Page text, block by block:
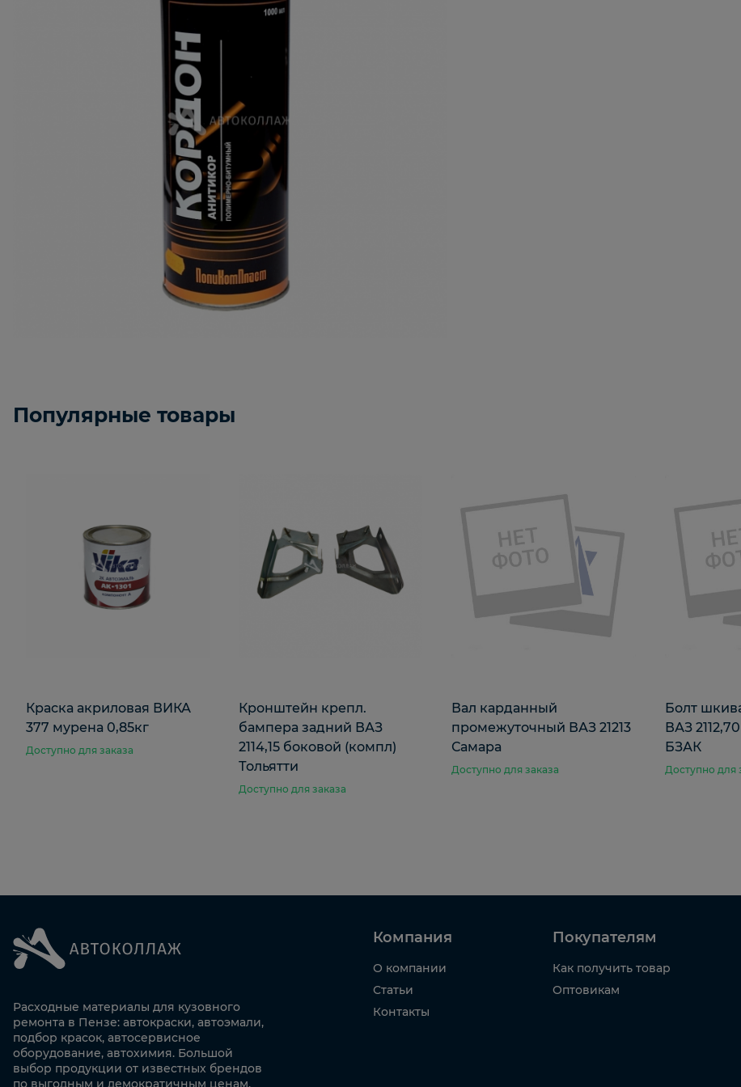
Популярные товары
Краска акриловая ВИКА
377 мурена 0,85кг
Доступно для заказа
Кронштейн крепл.
бампера задний ВАЗ
2114,15 боковой (компл)
Тольятти
Доступно для заказа
Вал карданный
промежуточный ВАЗ 21213
Самара
Доступно для заказа
Болт
ВАЗ
БЗАК
Доступно для
Расходные материалы для кузовного
ремонта в Пензе: автокраски, автоэмали,
подбор красок, автосервисное
оборудование, автохимия. Большой
выбор продукции от известных брендов
по выгодным и демократичным ценам.
Компания
О компании
Статьи
Контакты
Покупателям
Как получить товар
Оптовикам